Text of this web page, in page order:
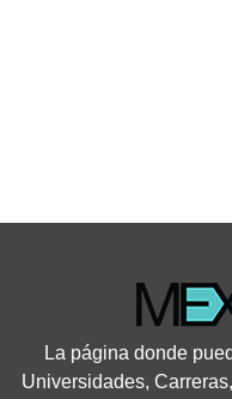
La página donde
Universidades,